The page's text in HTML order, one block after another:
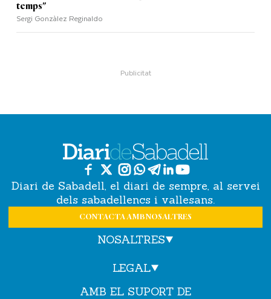
temps"
Sergi Gonzàlez Reginaldo
Diari de Sabadell, el diari de sempre, al servei
dels sabadellencs i vallesans.
CONTACTA AMB NOSALTRES
NOSALTRES
LEGAL
AMB EL SUPORT DE